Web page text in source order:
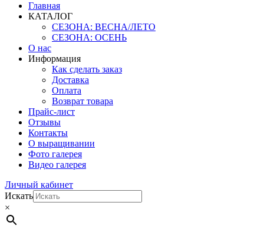
Главная
КАТАЛОГ
СЕЗОНА: ВЕСНА/ЛЕТО
СЕЗОНА: ОСЕНЬ
О нас
Информация
Как сделать заказ
Доставка
Оплата
Возврат товара
Прайс-лист
Отзывы
Контакты
О выращивании
Фото галерея
Видео галерея
Личный кабинет
Искать
×